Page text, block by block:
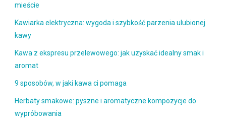
mieście
Kawiarka elektryczna: wygoda i szybkość parzenia ulubionej
kawy
Kawa z ekspresu przelewowego: jak uzyskać idealny smak i
aromat
9 sposobów, w jaki kawa ci pomaga
Herbaty smakowe: pyszne i aromatyczne kompozycje do
wypróbowania